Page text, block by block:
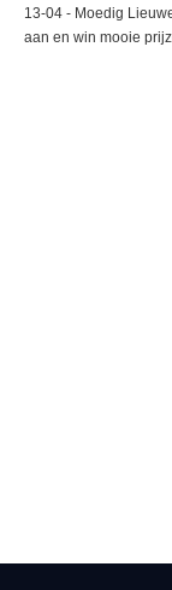
13-04 - Moedig
aan en win mooie